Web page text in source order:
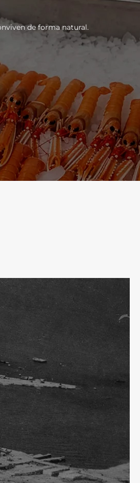
de forma natural.